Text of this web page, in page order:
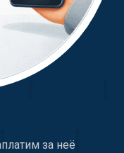
за неё